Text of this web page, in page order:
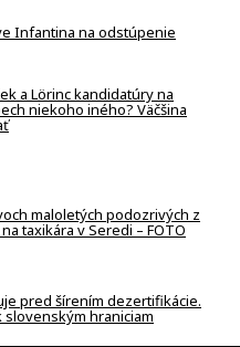
Infantina na odstúpenie
a Lörinc kandidatúry na
niekoho iného? Väčšina
maloletých podozrivých z
taxikára v Seredi – FOTO
pred šírením dezertifikácie.
slovenským hraniciam